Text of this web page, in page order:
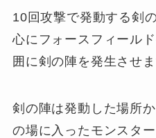
10回攻撃で発動する剣
心にフォースフィール
囲に剣の陣を発生させま
剣の陣は発動した場所
の場に入ったモンスター